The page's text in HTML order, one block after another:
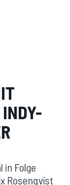
in Folge
Rosenqvist